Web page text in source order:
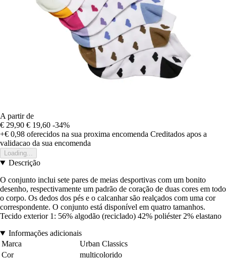
A partir de
€ 29,90 € 19,60 -34%
+€ 0,98 oferecidos na sua proxima encomenda Creditados apos a
validacao da sua encomenda
Loading...
Descrição
O conjunto inclui sete pares de meias desportivas com um bonito
desenho, respectivamente um padrão de coração de duas cores em todo
o corpo. Os dedos dos pés e o calcanhar são realçados com uma cor
correspondente. O conjunto está disponível em quatro tamanhos.
Tecido exterior 1: 56% algodão (reciclado) 42% poliéster 2% elastano
Informações adicionais
Marca
Urban Classics
Cor
multicolorido